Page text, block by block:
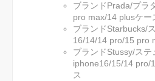
ブランドPrada/プラ
pro max/14 plusケー
ブランドStarbucks/
16/14/14 pro/15 pro
ブランドStussy/ステ
iphone16/15/14 pro/
ス